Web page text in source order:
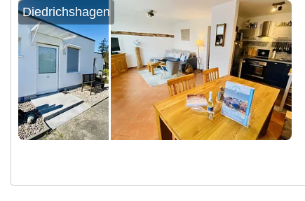
Diedrichshagen